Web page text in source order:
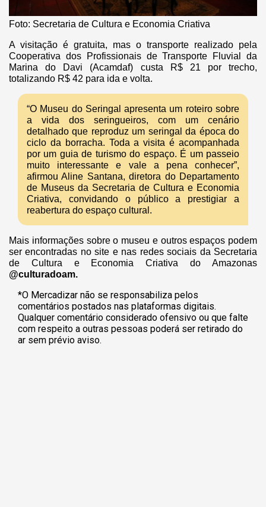
Foto: Secretaria de Cultura e Economia Criativa
A visitação é gratuita, mas o transporte realizado pela
Cooperativa dos Profissionais de Transporte Fluvial da
Marina do Davi (Acamdaf) custa R$ 21 por trecho,
totalizando R$ 42 para ida e volta.
“O Museu do Seringal apresenta um roteiro sobre
a vida dos seringueiros, com um cenário
detalhado que reproduz um seringal da época do
ciclo da borracha. Toda a visita é acompanhada
por um guia de turismo do espaço. É um passeio
muito interessante e vale a pena conhecer”,
afirmou Aline Santana, diretora do Departamento
de Museus da Secretaria de Cultura e Economia
Criativa, convidando o público a prestigiar a
reabertura do espaço cultural.
Mais informações sobre o museu e outros espaços podem
ser encontradas no site e nas redes sociais da Secretaria
de Cultura e Economia Criativa do Amazonas
@culturadoam.
*O Mercadizar não se responsabiliza pelos
comentários postados nas plataformas digitais.
Qualquer comentário considerado ofensivo ou que falte
com respeito a outras pessoas poderá ser retirado do
ar sem prévio aviso.